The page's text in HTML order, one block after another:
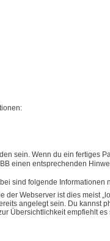
sein. Wenn du ein fertiges
einen entsprechenden
sind folgende Informationen
Webserver ist dies meist
angelegt sein. Du kannst
Übersichtlichkeit empfiehlt